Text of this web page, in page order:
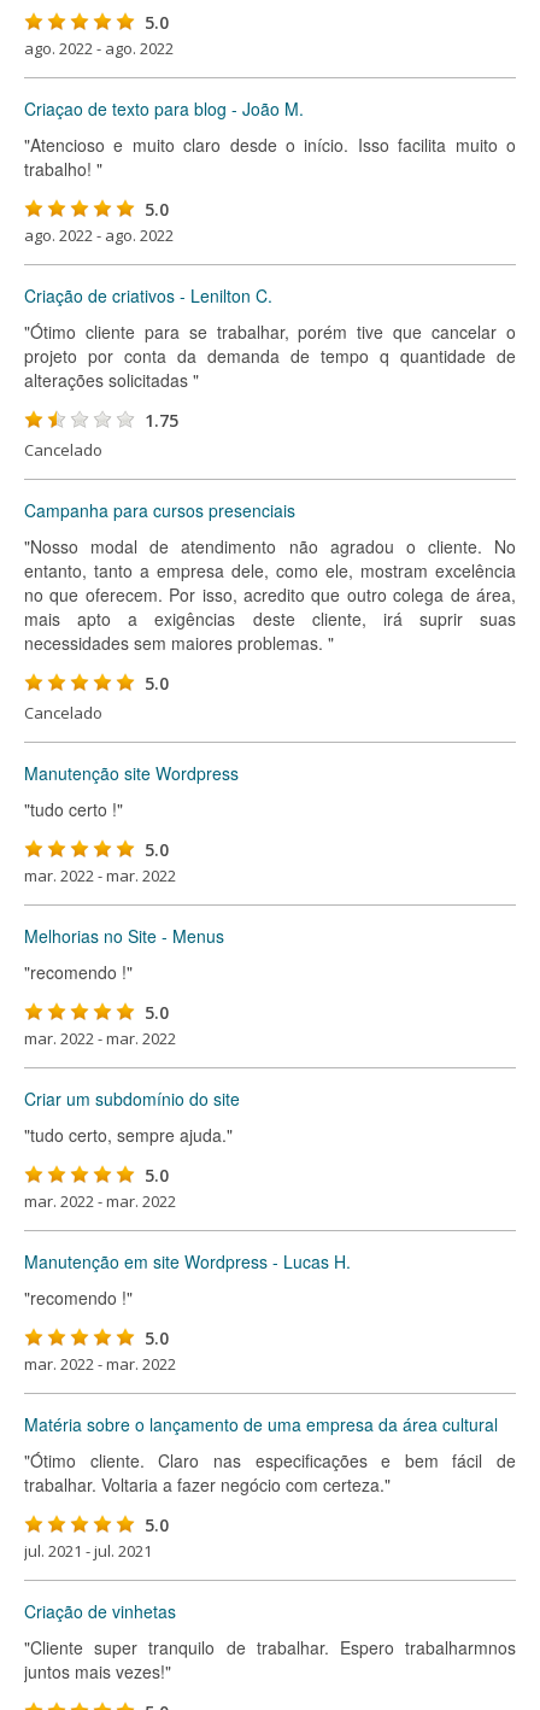
5.0
ago. 2022 - ago. 2022
Criaçao de texto para blog - João M.
"Atencioso e muito claro desde o início. Isso facilita muito o
trabalho! "
5.0
ago. 2022 - ago. 2022
Criação de criativos - Lenilton C.
"Ótimo cliente para se trabalhar, porém tive que cancelar o
projeto por conta da demanda de tempo q quantidade de
alterações solicitadas "
1.75
Cancelado
Campanha para cursos presenciais
"Nosso modal de atendimento não agradou o cliente. No
entanto, tanto a empresa dele, como ele, mostram excelência
no que oferecem. Por isso, acredito que outro colega de área,
mais apto a exigências deste cliente, irá suprir suas
necessidades sem maiores problemas. "
5.0
Cancelado
Manutenção site Wordpress
"tudo certo !"
5.0
mar. 2022 - mar. 2022
Melhorias no Site - Menus
"recomendo !"
5.0
mar. 2022 - mar. 2022
Criar um subdomínio do site
"tudo certo, sempre ajuda."
5.0
mar. 2022 - mar. 2022
Manutenção em site Wordpress - Lucas H.
"recomendo !"
5.0
mar. 2022 - mar. 2022
Matéria sobre o lançamento de uma empresa da área cultural
"Ótimo cliente. Claro nas especificações e bem fácil de
trabalhar. Voltaria a fazer negócio com certeza."
5.0
jul. 2021 - jul. 2021
Criação de vinhetas
"Cliente super tranquilo de trabalhar. Espero trabalharmnos
juntos mais vezes!"